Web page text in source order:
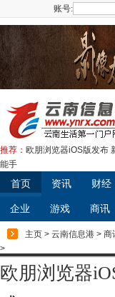
账号:
推荐： 欧朋浏览器iOS版发布
能手
首页 资讯 财经
企业 游戏 商讯
主页 > 云南信息港 > 商
>
欧朋浏览器